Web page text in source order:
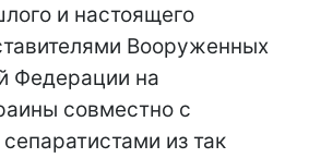
и настоящего
Вооруженных
Федерации на
совместно с
из так